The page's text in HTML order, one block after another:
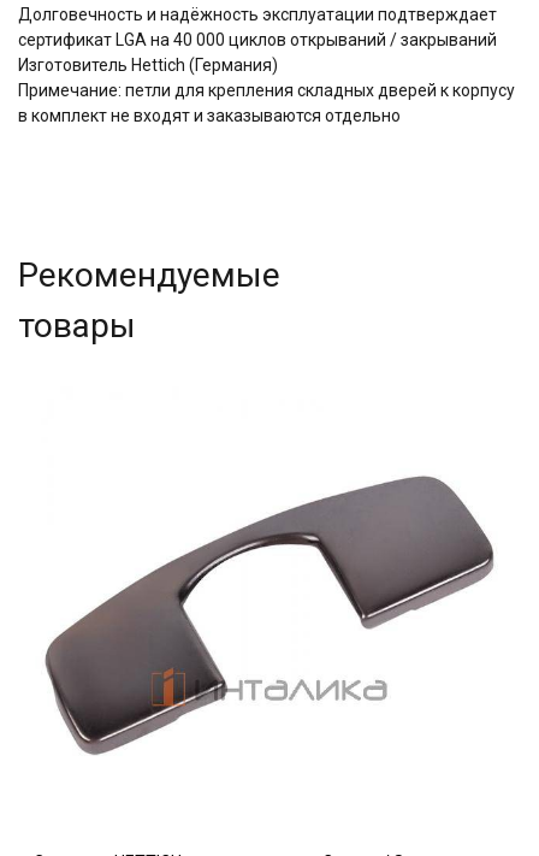
Долговечность и надёжность эксплуатации подтверждает
сертификат LGA на 40 000 циклов открываний / закрываний
Изготовитель Hettich (Германия)
Примечание: петли для крепления складных дверей к корпусу
в комплект не входят и заказываются отдельно
Рекомендуемые
товары